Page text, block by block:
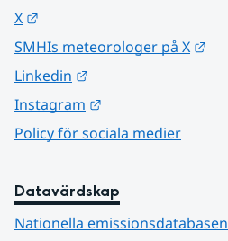
X
SMHIs meteorologer på X
Linkedin
Instagram
Policy för sociala medier
Datavärdskap
Nationella emissionsdatabasen